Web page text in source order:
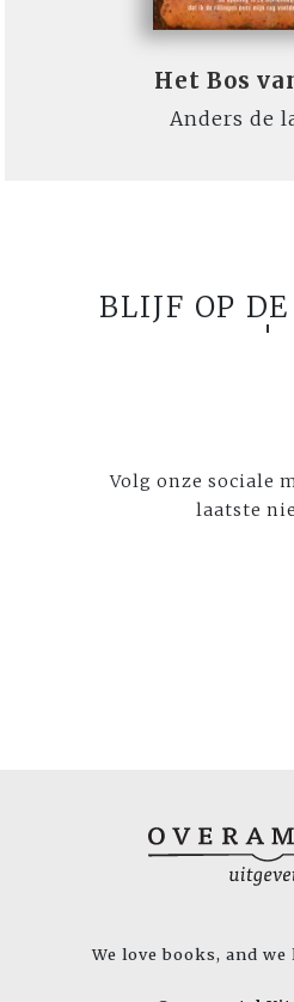
Het Bos
Anders de
BLIJF OP
Volg onze sociale
laatste
We love books, and